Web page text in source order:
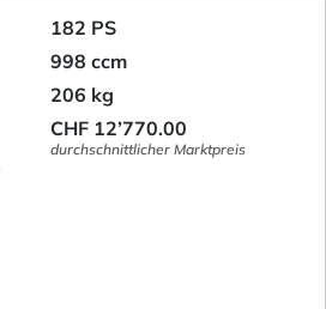
182 PS
998 ccm
206 kg
CHF 12’770.00
durchschnittlicher Marktpreis